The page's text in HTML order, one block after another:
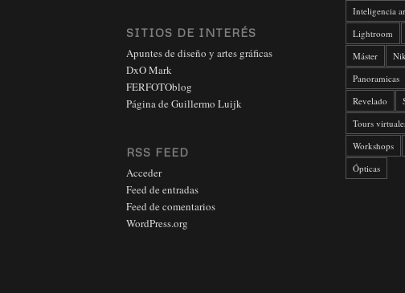
SITIOS DE INTERÉS
Apuntes de diseño y artes gráficas
DxO Mark
FERFOTOblog
Página de Guillermo Luijk
RSS FEED
Acceder
Feed de entradas
Feed de comentarios
WordPress.org
Inteligencia
Lightroom
Máster
Panoramicas
Revelado
Tours
Workshops
Ópticas